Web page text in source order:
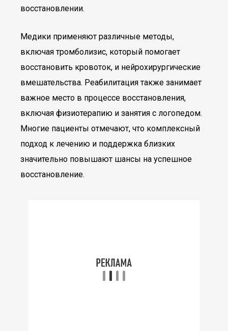
восстановлении.
Медики применяют различные методы,
включая тромболизис, который помогает
восстановить кровоток, и нейрохирургические
вмешательства. Реабилитация также занимает
важное место в процессе восстановления,
включая физиотерапию и занятия с логопедом.
Многие пациенты отмечают, что комплексный
подход к лечению и поддержка близких
значительно повышают шансы на успешное
восстановление.